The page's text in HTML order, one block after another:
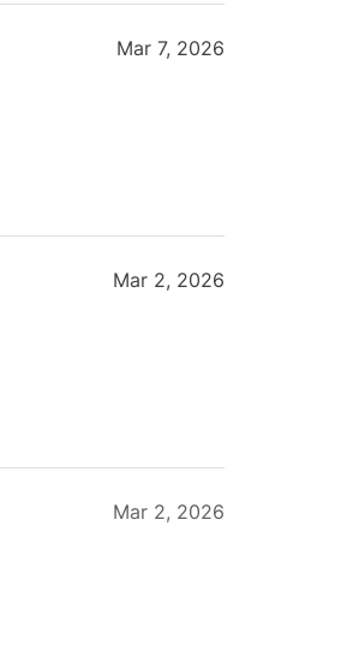
Mar 7, 2026
Mar 2, 2026
Mar 2, 2026